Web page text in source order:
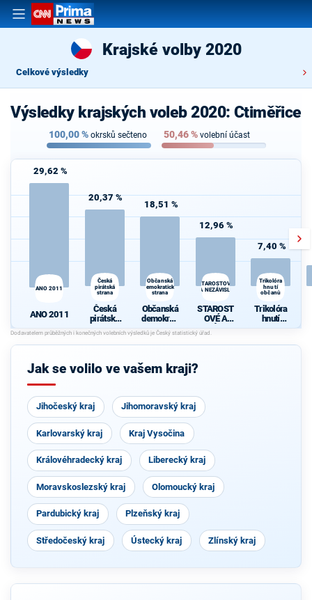
Krajské volby 2020
Celkové výsledky
Výsledky krajských voleb 2020: Ctiměřice
100,00% okrsků sečteno 50,46% volební účast
29,62 %
ANO 2011
ANO 2011
20,37 %
Česká
pirátská
strana
Česká
pirátská
strana
18,51 %
Občanská
demokratická
strana
Občanská
demokrati
cká strana
12,96 %
STAROSTOVÉ
A NEZÁVISLÍ
STAROST
OVÉ A
NEZÁVISL
7,40 %
Trikolóra
hnutí
občanů
Trikolóra
hnutí
občanů
Jak se volilo ve vašem kraji?
Jihočeský kraj Jihomoravský kraj
Karlovarský kraj Kraj Vysočina
Královéhradecký kraj Liberecký kraj
Moravskoslezský kraj Olomoucký kraj
Pardubický kraj Plzeňský kraj
Středočeský kraj Ústecký kraj Zlínský kraj